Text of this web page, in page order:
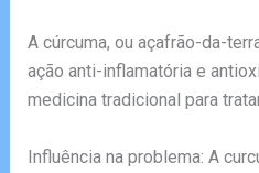
A cúrcuma, ou açafrão-da-
ação anti-inflamatória e
medicina tradicional para
Influência na problema: A